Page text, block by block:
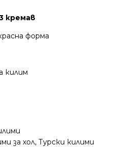
кремав
форма
килим
за хол,Турски килими